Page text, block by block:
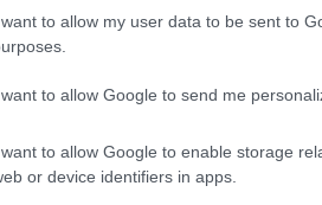
to allow my user data to be sent to
to allow Google to send me
to allow Google to enable storage
or device identifiers in apps.
után testvére után kezd
várt helyekre sodorja őt...
hazai mozik országszerte, de
egybekötve.